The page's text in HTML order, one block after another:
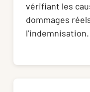
vérifiant les
dommages
l’indemnisation.